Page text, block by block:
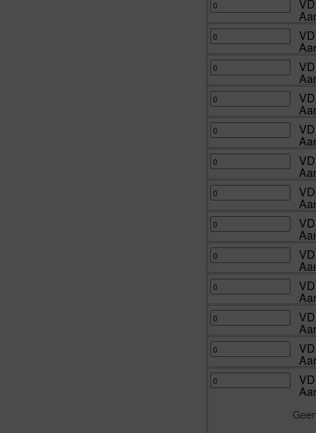
1
aantal
50
mm
Aantal
1
aantal
lijm
Kiwa
bar
63
mm
Aantal
1
aantal
pvc-
u
inwendig
lijm
Kiwa
bar
63
mm
Aantal
1
aantal
knie
90°
A
pvc-
u
inwendig
lijm
10
75
mm
|
1
aantal
VDL
knie
90°
A
pvc-
u
inwendig
lijm
16
75
mm
|
1
aantal
VDL
knie
90°
A
pvc-
u
inwendig
lijm
10
90
mm
|
1
aantal
VDL
knie
90°
A
pvc-
u
inwendig
lijm
16
90
mm
|
1
aantal
VDL
knie
90°
A
pvc-
u
inwendig
lijm
10
110
mm
|
1
aantal
VDL
knie
90°
A
pvc-
u
inwendig
lijm
16
110
mm
|
1
aantal
VDL
knie
90°
A
pvc-
u
inwendig
lijm
16
125
mm
|
1
aantal
VDL
knie
90°
A
pvc-
u
inwendig
lijm
16
160
mm
|
1
aantal
VDL
knie
90°
A
pvc-
u
inwendig
lijm
16
140
mm
|
1
aantal
VDL
knie
90°
A
pvc-
u
inwendig
lijm
10
200
mm
|
VDL
knie
90°
A
pvc-
u
inwendig
lijm
10
VDL
knie
90°
A
pvc-
u
VDL
knie
90°